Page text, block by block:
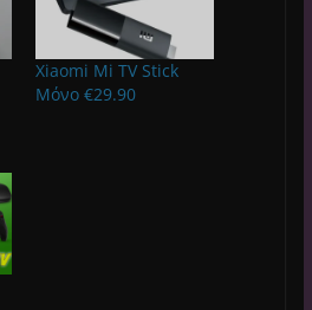
Xiaomi Mi TV Stick
Μόνο €29.90